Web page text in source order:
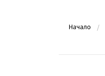
Начало